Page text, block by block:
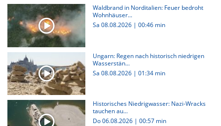
Waldbrand in Norditalien: Feuer bedroht
Wohnhäuser...
Sa 08.08.2026 | 00:46 min
Ungarn: Regen nach historisch niedrigen
Wasserstän...
Sa 08.08.2026 | 01:34 min
Historisches Niedrigwasser: Nazi-Wracks
tauchen au...
Do 06.08.2026 | 00:57 min